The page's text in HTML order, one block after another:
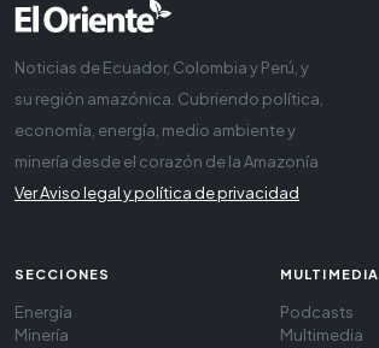
Noticias de Ecuador, Colombia y Perú, y
su región amazónica. Cubriendo política,
economía, energía, medio ambiente y
minería desde el corazón de la Amazonía
Ver Aviso legal y política de privacidad
SECCIONES
Energía
Minería
MULTIMEDIA
Podcasts
Multimedia